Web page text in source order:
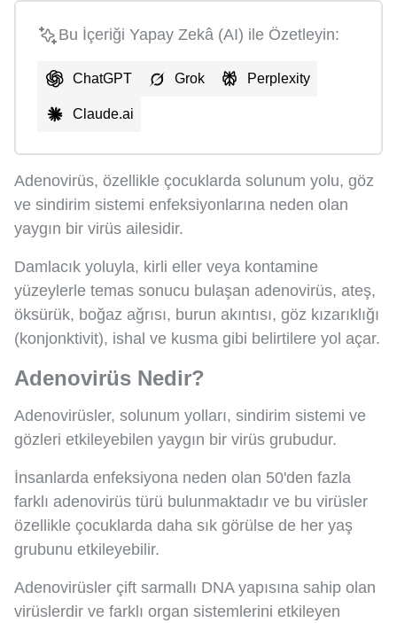
Bu İçeriği Yapay Zekâ (AI) ile Özetleyin:
ChatGPT Grok Perplexity
Claude.ai
Adenovirüs, özellikle çocuklarda solunum yolu, göz
ve sindirim sistemi enfeksiyonlarına neden olan
yaygın bir virüs ailesidir.
Damlacık yoluyla, kirli eller veya kontamine
yüzeylerle temas sonucu bulaşan adenovirüs, ateş,
öksürük, boğaz ağrısı, burun akıntısı, göz kızarıklığı
(konjonktivit), ishal ve kusma gibi belirtilere yol açar.
Adenovirüs Nedir?
Adenovirüsler, solunum yolları, sindirim sistemi ve
gözleri etkileyebilen yaygın bir virüs grubudur.
İnsanlarda enfeksiyona neden olan 50'den fazla
farklı adenovirüs türü bulunmaktadır ve bu virüsler
özellikle çocuklarda daha sık görülse de her yaş
grubunu etkileyebilir.
Adenovirüsler çift sarmallı DNA yapısına sahip olan
virüslerdir ve farklı organ sistemlerini etkileyen